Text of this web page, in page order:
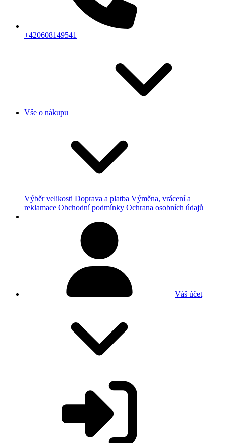
+420608149541
Vše o nákupu
Výběr velikosti Doprava a platba Výměna, vrácení a
reklamace Obchodní podmínky Ochrana osobních údajů
Váš účet